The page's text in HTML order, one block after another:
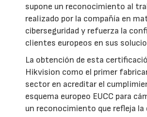
supone un reconocimiento al
realizado por la compañía en
ciberseguridad y refuerza la
clientes europeos en sus
La obtención de esta
Hikvision como el primer
sector en acreditar el
esquema europeo EUCC para
un reconocimiento que refleja